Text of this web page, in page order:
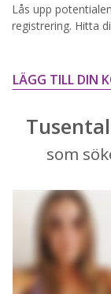
Lås upp
registrering. Hitta
LÄGG TILL DIN
som